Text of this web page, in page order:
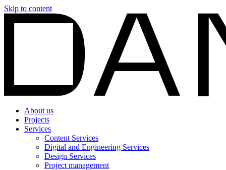
Skip to content
About us
Projects
Services
Content Services
Digital and Engineering Services
Design Services
Project management